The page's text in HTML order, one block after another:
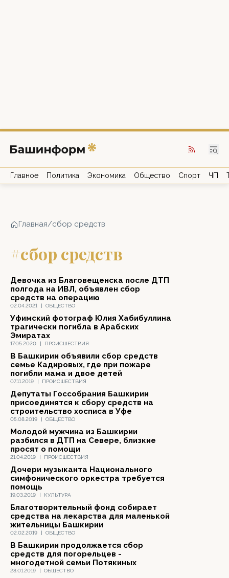
Главное Политика Экономика Общество Спорт ЧП
Главная/сбор средств
#сбор средств
02.04.2021 | ОБЩЕСТВО
Девочка из Благовещенска после ДТП
полгода на ИВЛ, объявлен сбор
средств на операцию
17.05.2020 | ПРОИСШЕСТВИЯ
Уфимский фотограф Юлия Хабибуллина
трагически погибла в Арабских
Эмиратах
07.11.2019 | ПРОИСШЕСТВИЯ
В Башкирии объявили сбор средств
семье Кадировых, где при пожаре
погибли мама и двое детей
05.08.2019 | ОБЩЕСТВО
Депутаты Госсобрания Башкирии
присоединятся к сбору средств на
строительство хосписа в Уфе
21.04.2019 | ПРОИСШЕСТВИЯ
Молодой мужчина из Башкирии
разбился в ДТП на Севере, близкие
просят о помощи
19.03.2019 | КУЛЬТУРА
Дочери музыканта Национального
симфонического оркестра требуется
помощь
02.02.2019 | ОБЩЕСТВО
Благотворительный фонд собирает
средства на лекарства для маленькой
жительницы Башкирии
28.01.2019 | ОБЩЕСТВО
В Башкирии продолжается сбор
средств для погорельцев -
многодетной семьи Потякиных